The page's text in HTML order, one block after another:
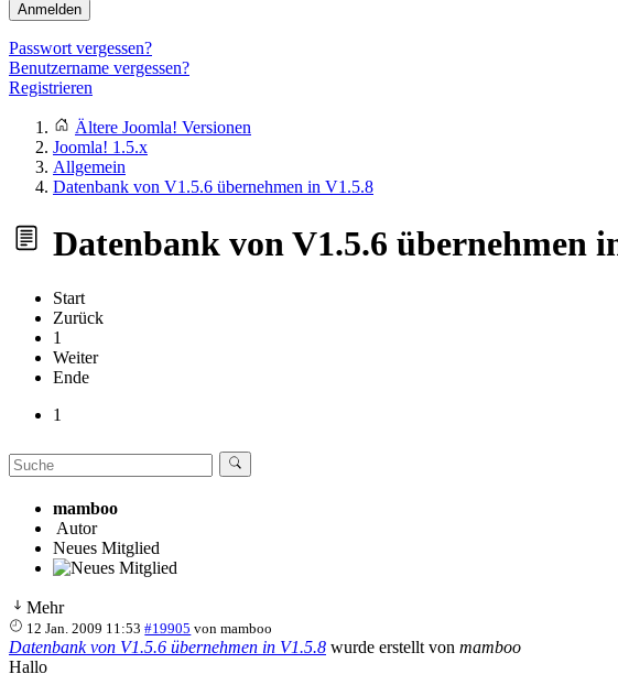
Anmelden
Passwort vergessen?
Benutzername vergessen?
Registrieren
Ältere Joomla! Versionen
Joomla! 1.5.x
Allgemein
Datenbank von V1.5.6 übernehmen in V1.5.8
Datenbank von V1.5.6 übernehmen
Start
Zurück
1
Weiter
Ende
1
mamboo
Autor
Neues Mitglied
Mehr
12 Jan. 2009 11:53 #19905 vonmamboo
Datenbank von V1.5.6 übernehmen in V1.5.8 wurde erstellt von mamboo
Hallo